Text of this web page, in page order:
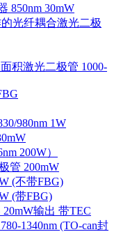
850nm 30mW
光纤耦合激光二极
积激光二极管 1000-
980nm 1W
200W）
管 200mW
(不带FBG)
(带FBG)
20mW输出 带TEC
1340nm (TO-can封